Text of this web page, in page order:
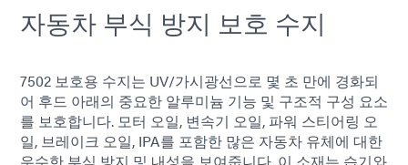
자동차 부식 방지 보호 수지
7502 보호용 수지는 UV/가시광선으로 몇 초 만에 경화되
어 후드 아래의 중요한 알루미늄 기능 및 구조적 구성 요소
를 보호합니다. 모터 오일, 변속기 오일, 파워 스티어링 오
일, 브레이크 오일, IPA를 포함한 많은 자동차 유체에 대한